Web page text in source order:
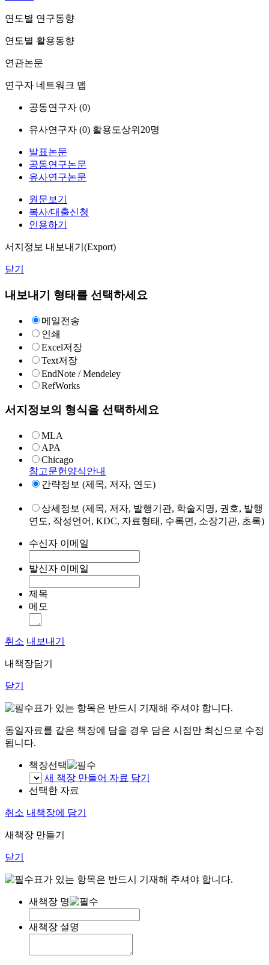
연도별 연구동향
연도별 활용동향
연관논문
연구자 네트워크 맵
공동연구자 (0)
유사연구자 (0) 활용도상위20명
발표논문
공동연구논문
유사연구논문
원문보기
복사/대출신청
인용하기
서지정보 내보내기(Export)
닫기
내보내기 형태를 선택하세요
메일전송
인쇄
Excel저장
Text저장
EndNote / Mendeley
RefWorks
서지정보의 형식을 선택하세요
MLA
APA
Chicago
참고문헌양식안내
간략정보 (제목, 저자, 연도)
상세정보 (제목, 저자, 발행기관, 학술지명, 권호, 발행
연도, 작성언어, KDC, 자료형태, 수록면, 소장기관, 초록)
수신자 이메일
발신자 이메일
제목
메모
취소 내보내기
내책장담기
닫기
표가 있는 항목은 반드시 기재해 주셔야 합니다.
동일자료를 같은 책장에 담을 경우 담은 시점만 최신으로 수정
됩니다.
책장선택
새 책장 만들어 자료 담기
선택한 자료
취소 내책장에 담기
새책장 만들기
닫기
표가 있는 항목은 반드시 기재해 주셔야 합니다.
새책장 명
새책장 설명